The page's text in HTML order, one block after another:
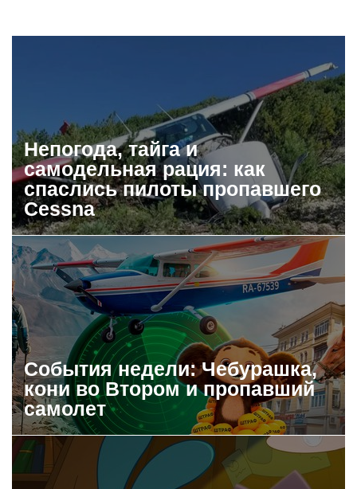
Непогода, тайга и
самодельная рация: как
спаслись пилоты пропавшего
Cessna
События недели: Чебурашка,
кони во Втором и пропавший
самолет